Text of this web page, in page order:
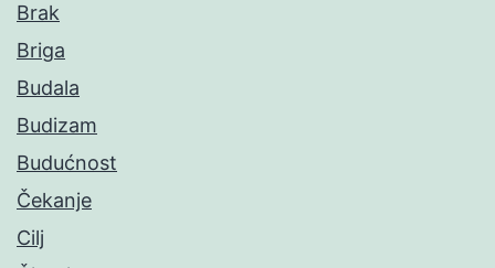
Brak
Briga
Budala
Budizam
Budućnost
Čekanje
Cilj